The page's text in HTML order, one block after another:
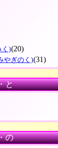
く)(20)
やぎのく)(31)
と
の